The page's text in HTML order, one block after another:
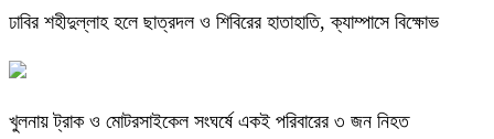
ঢাবির শহীদুল্লাহ হলে ছাত্রদল ও শিবিরের হাতাহাতি, ক্যাম্পাসে বিক্ষোভ
খুলনায় ট্রাক ও মোটরসাইকেল সংঘর্ষে একই পরিবারের ৩ জন নিহত